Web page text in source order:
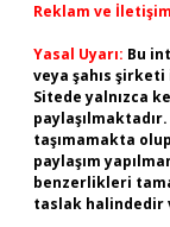
Reklam ve
Yasal Uyarı: Bu
veya şahıs
Sitede yalnızca
taşımamakta
paylaşım
benzerlikleri
taslak halindedir